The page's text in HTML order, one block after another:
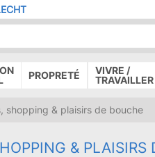
PROPRETÉ
VIVRE /
TRAVAILLER
shopping & plaisirs de bouche
& PLAISIRS